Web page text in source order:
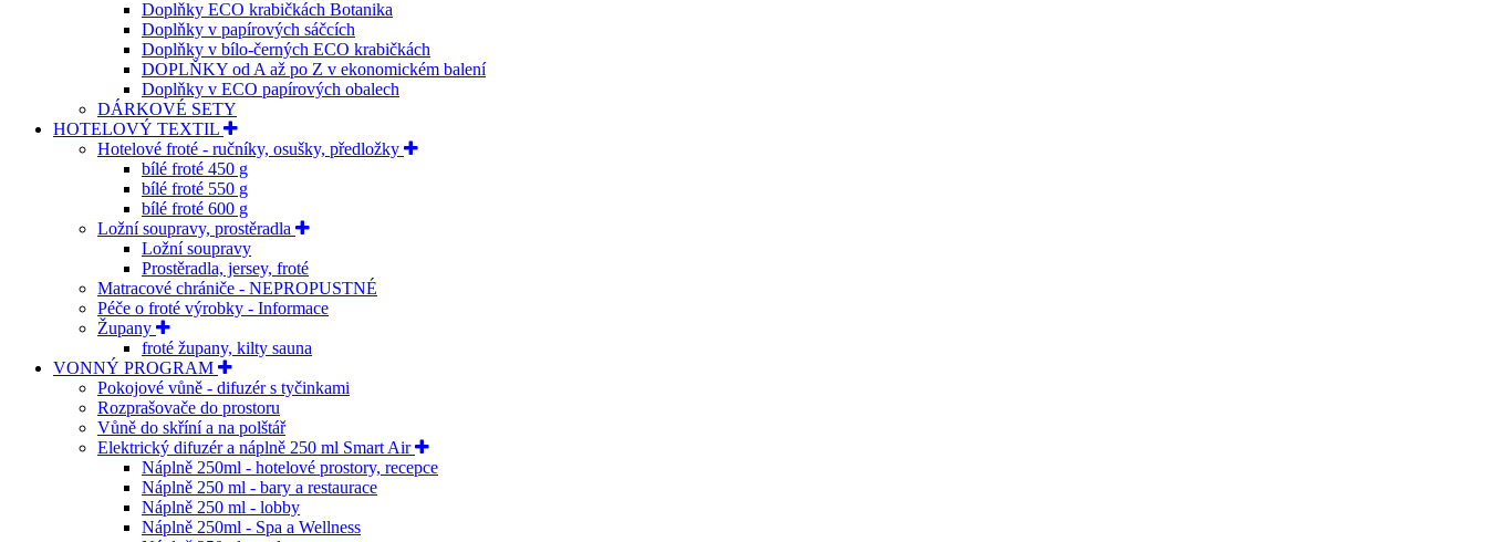
Doplňky ECO krabičkách Botanika
Doplňky v papírových sáčcích
Doplňky v bílo-černých ECO krabičkách
DOPLŇKY od A až po Z v ekonomickém balení
Doplňky v ECO papírových obalech
DÁRKOVÉ SETY
HOTELOVÝ TEXTIL
Hotelové froté - ručníky, osušky, předložky
bílé froté 450 g
bílé froté 550 g
bílé froté 600 g
Ložní soupravy, prostěradla
Ložní soupravy
Prostěradla, jersey, froté
Matracové chrániče - NEPROPUSTNÉ
Péče o froté výrobky - Informace
Župany
froté župany, kilty sauna
VONNÝ PROGRAM
Pokojové vůně - difuzér s tyčinkami
Rozprašovače do prostoru
Vůně do skříní a na polštář
Elektrický difuzér a náplně 250 ml Smart Air
Náplně 250ml - hotelové prostory, recepce
Náplně 250 ml - bary a restaurace
Náplně 250 ml - lobby
Náplně 250ml - Spa a Wellness